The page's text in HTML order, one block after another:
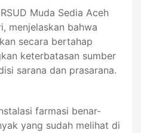
Muda Sedia Aceh
menjelaskan bahwa
secara bertahap
keterbatasan sumber
sarana dan prasarana.
farmasi benar-
yang sudah melihat di